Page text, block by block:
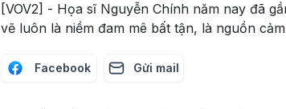
[VOV2] - Họa sĩ Nguyễn Chính năm nay đã
vẽ luôn là niềm đam mê bất tận, là nguồn
Facebook Gửi mail